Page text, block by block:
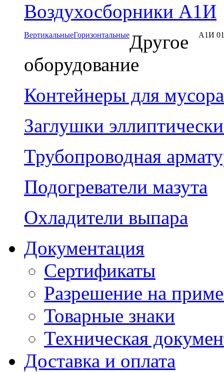
Воздухосборники А1И
ВертикальныеГоризонтальные А1И
Другое
оборудование
Контейнеры для мусора
Заглушки
Трубопроводная
Подогреватели мазута
Охладители выпара
Документация
Сертификаты
Разрешение на
Товарные знаки
Техническая
Доставка и оплата